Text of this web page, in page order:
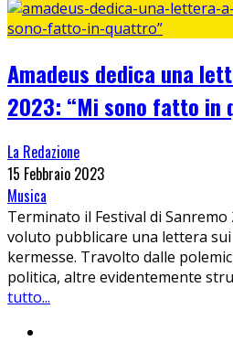
Amadeus dedica una
2023: “Mi sono fatto in
La Redazione
15 Febbraio 2023
Musica
Terminato il Festival di Sanremo
voluto pubblicare una lettera
kermesse. Travolto dalle
politica, altre evidentemente
tutto...